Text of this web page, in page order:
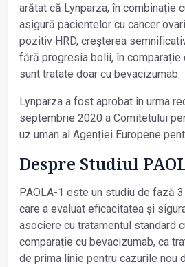
arătat că Lynparza, în combinație
asigură pacientelor cu cancer
pozitiv HRD, creșterea
fără progresia bolii, în comparație
sunt tratate doar cu bevacizumab.
Lynparza a fost aprobat în urma
septembrie 2020 a Comitetului
uz uman al Agenției Europene
Despre Studiul
PAOLA-1 este un studiu de fază
care a evaluat eficacitatea și
asociere cu tratamentul standard
comparație cu bevacizumab, ca
de prima linie pentru cazurile nou